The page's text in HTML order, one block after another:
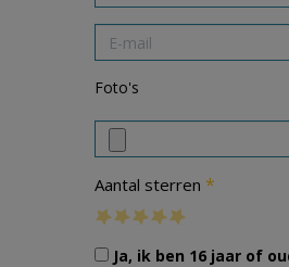
Foto's
Aantal sterren *
Ja, ik ben 16 jaar of